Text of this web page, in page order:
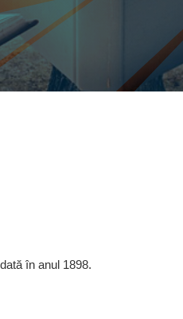
în anul 1898.